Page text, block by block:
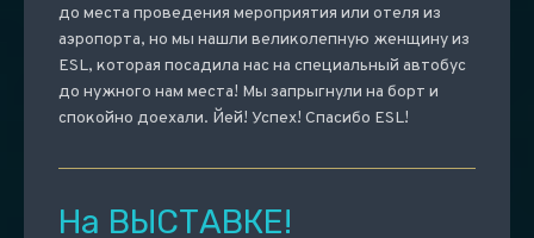
до места проведения мероприятия или отеля из
аэропорта, но мы нашли великолепную женщину из
ESL, которая посадила нас на специальный автобус
до нужного нам места! Мы запрыгнули на борт и
спокойно доехали. Йей! Успех! Спасибо ESL!
На ВЫСТАВКЕ!